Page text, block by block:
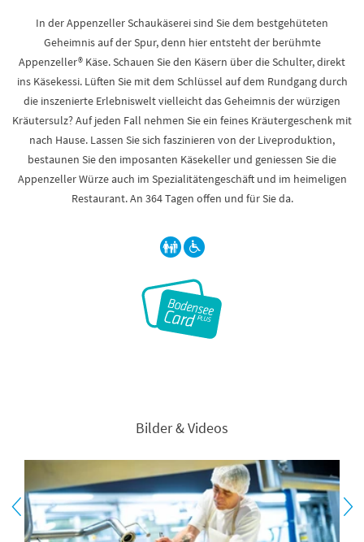
In der Appenzeller Schaukäserei sind Sie dem bestgehüteten
Geheimnis auf der Spur, denn hier entsteht der berühmte
Appenzeller® Käse. Schauen Sie den Käsern über die Schulter, direkt
ins Käsekessi. Lüften Sie mit dem Schlüssel auf dem Rundgang durch
die inszenierte Erlebniswelt vielleicht das Geheimnis der würzigen
Kräutersulz? Auf jeden Fall nehmen Sie ein feines Kräutergeschenk mit
nach Hause. Lassen Sie sich faszinieren von der Liveproduktion,
bestaunen Sie den imposanten Käsekeller und geniessen Sie die
Appenzeller Würze auch im Spezialitätengeschäft und im heimeligen
Restaurant. An 364 Tagen offen und für Sie da.
Bilder & Videos